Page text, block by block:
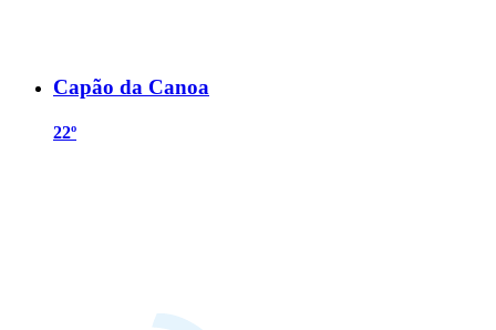
Capão da Canoa
22º